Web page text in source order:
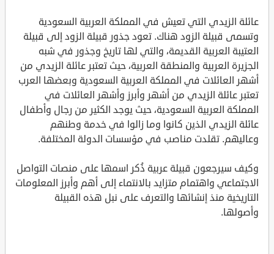
عائلة الزيدي التي تعيش في المملكة العربية السعودية
وتسمى قبيلة الزود هناك. تعود جذور قبيلة الزود إلى قبيلة
العتيبة العربية القديمة، والتي لها تاريخ وجذور في شبه
الجزيرة العربية والمنطقة العربية، حيث تعتبر عائلة الزيدي من
أشهر العائلات في المملكة العربية السعودية وبعضها العرب
تعتبر عائلة الزيدي من أشهر وأبرز وأشهر العائلات في
المملكة العربية السعودية، حيث يوجد الكثير من رجال وأطفال
عائلة الزيدي الذين كانوا وما زالوا في خدمة وطنهم
وعاليهم. تقلدت مناصب في مؤسسات الدولة المختلفة.
وكيف سيرجعون قبيلة عربية ذُكر اسمها على منصات التواصل
الاجتماعي واهتمام متزايد بالانتماء إلى أهم وأبرز المعلومات
التاريخية منذ إنشائها والتعرف على نبل هذه القبيلة
وأصولها.